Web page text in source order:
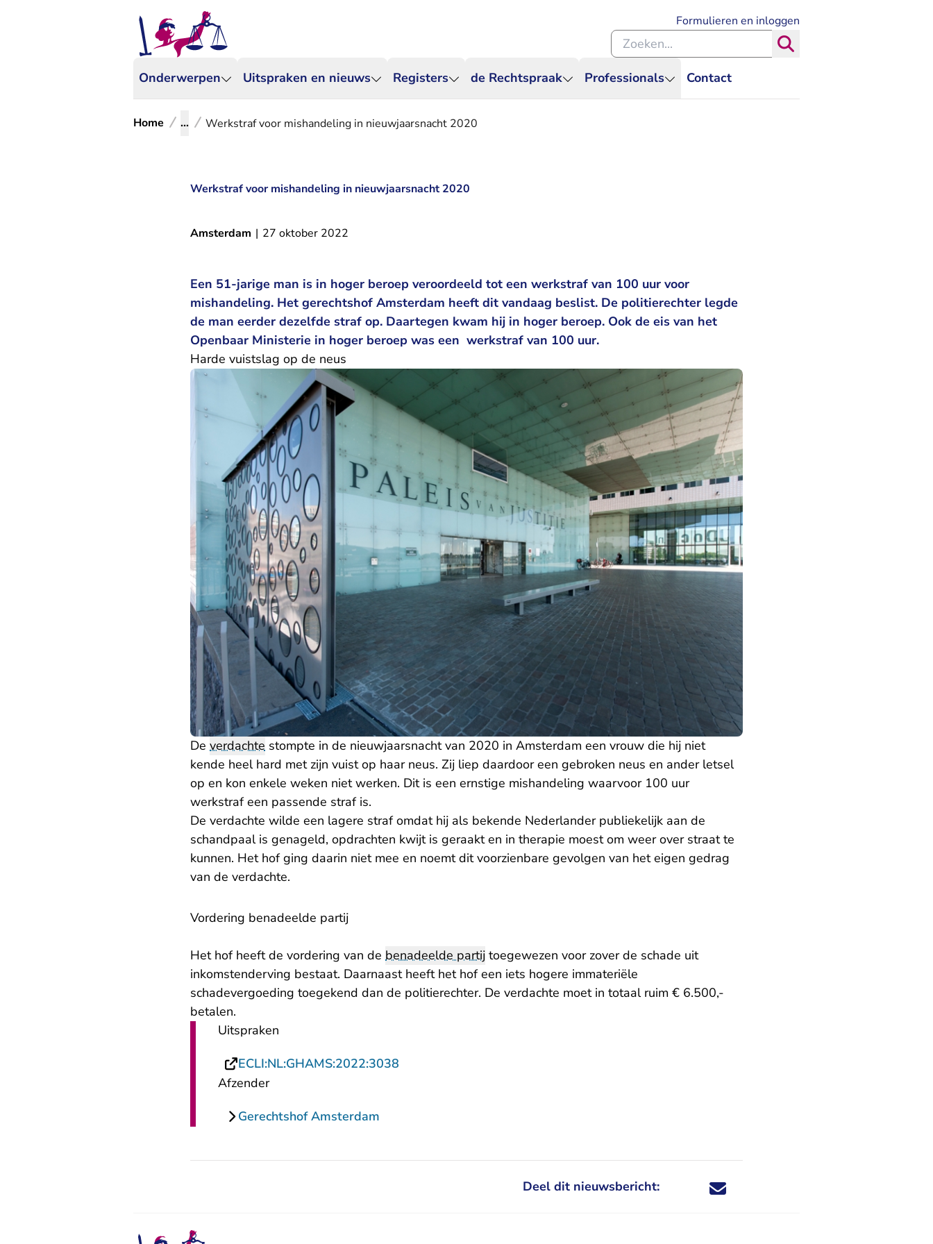
Onderwerpen Uitspraken en nieuws Registers de Rechtspraak Professionals Contact
Formulieren en inloggen
Zoeken binnen de Rechtspraak
Home ... Werkstraf voor mishandeling in nieuwjaarsnacht 2020
Werkstraf voor mishandeling in nieuwjaarsnacht 2020
Amsterdam | 27 oktober 2022
Een 51-jarige man is in hoger beroep veroordeeld tot een werkstraf van 100 uur voor
mishandeling. Het gerechtshof Amsterdam heeft dit vandaag beslist. De politierechter legde
de man eerder dezelfde straf op. Daartegen kwam hij in hoger beroep. Ook de eis van het
Openbaar Ministerie in hoger beroep was een werkstraf van 100 uur.
Harde vuistslag op de neus
De verdachte stompte in de nieuwjaarsnacht van 2020 in Amsterdam een vrouw die hij niet
kende heel hard met zijn vuist op haar neus. Zij liep daardoor een gebroken neus en ander letsel
op en kon enkele weken niet werken. Dit is een ernstige mishandeling waarvoor 100 uur
werkstraf een passende straf is.
De verdachte wilde een lagere straf omdat hij als bekende Nederlander publiekelijk aan de
schandpaal is genageld, opdrachten kwijt is geraakt en in therapie moest om weer over straat te
kunnen. Het hof ging daarin niet mee en noemt dit voorzienbare gevolgen van het eigen gedrag
van de verdachte.
Vordering benadeelde partij
Het hof heeft de vordering van de benadeelde partij toegewezen voor zover de schade uit
inkomstenderving bestaat. Daarnaast heeft het hof een iets hogere immateriële
schadevergoeding toegekend dan de politierechter. De verdachte moet in totaal ruim € 6.500,-
betalen.
Uitspraken
ECLI:NL:GHAMS:2022:3038
Afzender
Gerechtshof Amsterdam
Deel dit nieuwsbericht: Deel dit nieuwsbericht via X - U verlaat
Deel dit nieuwsbericht via Facebook - U
Deel dit nieuwsbericht via e-mail
Deel dit nieuwsbericht via LinkedIn - U